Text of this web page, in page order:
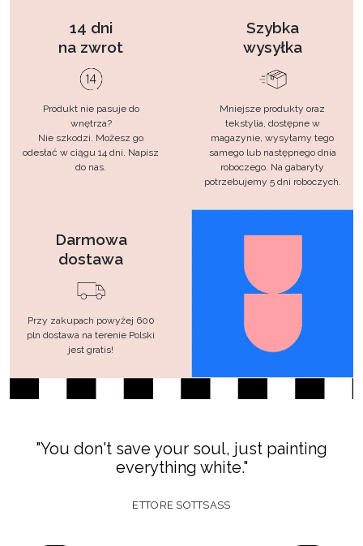
14 dni
na zwrot
Produkt nie pasuje do
wnętrza?
Nie szkodzi. Możesz go
odesłać w ciągu 14 dni. Napisz
do nas.
Szybka
wysyłka
Mniejsze produkty oraz
tekstylia, dostępne w
magazynie, wysyłamy tego
samego lub następnego dnia
roboczego. Na gabaryty
potrzebujemy 5 dni roboczych.
Darmowa
dostawa
Przy zakupach powyżej 600
pln dostawa na terenie Polski
jest gratis!
"You don't save your soul, just painting
everything white."
ETTORE SOTTSASS